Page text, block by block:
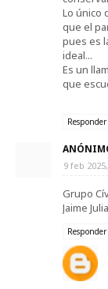
Lo único
que el
pues es
ideal...
Es un
que
Responder
9 feb
Grupo
Jaime
Responder